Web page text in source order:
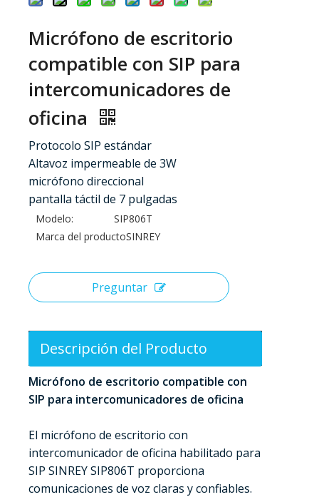
Micrófono de escritorio
compatible con SIP para
intercomunicadores de
oficina
Protocolo SIP estándar
Altavoz impermeable de 3W
micrófono direccional
pantalla táctil de 7 pulgadas
Modelo:
SIP806T
Marca del producto:SINREY
Preguntar
Descripción del Producto
Micrófono de escritorio compatible con
SIP para intercomunicadores de oficina
El micrófono de escritorio con
intercomunicador de oficina habilitado para
SIP SINREY SIP806T proporciona
comunicaciones de voz claras y confiables.